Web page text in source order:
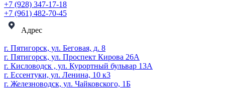
+7 (928) 347-17-18
+7 (961) 482-70-45
Адрес
г. Пятигорск, ул. Беговая, д. 8
г. Пятигорск, ул. Проспект Кирова 26А
г. Кисловодск , ул. Курортный бульвар 13А
г. Ессентуки, ул. Ленина, 10 к3
г. Железноводск, ул. Чайковского, 1Б